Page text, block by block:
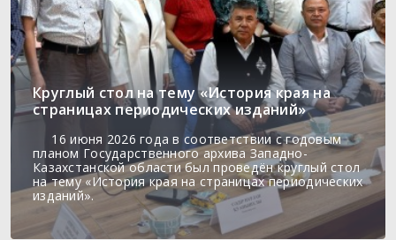
Круглый стол на тему «История края на
страницах периодических изданий»
16 июня 2026 года в соответствии с годовым
планом Государственного архива Западно-
Казахстанской области был проведён круглый стол
на тему «История края на страницах периодических
изданий».